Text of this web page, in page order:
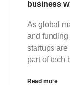
business
As global
and
startups are
part of tech
Read more